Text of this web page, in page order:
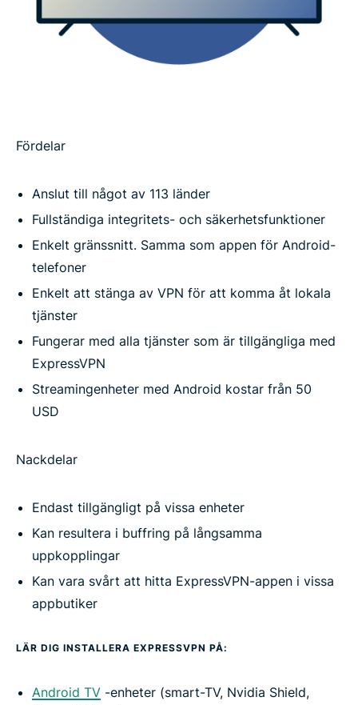
Fördelar
Anslut till något av 113 länder
Fullständiga integritets- och säkerhetsfunktioner
Enkelt gränssnitt. Samma som appen för Android-
telefoner
Enkelt att stänga av VPN för att komma åt lokala
tjänster
Fungerar med alla tjänster som är tillgängliga med
ExpressVPN
Streamingenheter med Android kostar från 50
USD
Nackdelar
Endast tillgängligt på vissa enheter
Kan resultera i buffring på långsamma
uppkopplingar
Kan vara svårt att hitta ExpressVPN-appen i vissa
appbutiker
LÄR DIG INSTALLERA EXPRESSVPN PÅ:
Android TV -enheter (smart-TV, Nvidia Shield,